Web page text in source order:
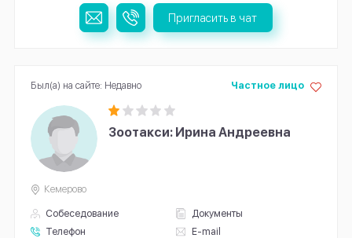
Пригласить в чат
Зоотакси: Ирина Андреевна
Собеседование
Документы
Телефон
E-mail
Частное лицо
Кемерово
Был(а) на сайте: Недавно